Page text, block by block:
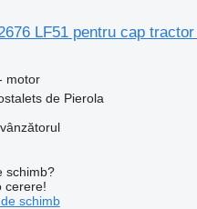
LF51 pentru cap
motor
de Pierola
schimb?
cerere!
schimb